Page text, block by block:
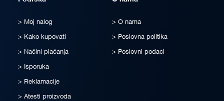
Moj nalog
Kako kupovati
Načini plaćanja
Isporuka
Reklamacije
Atesti proizvoda
O nama
Poslovna politika
Poslovni podaci